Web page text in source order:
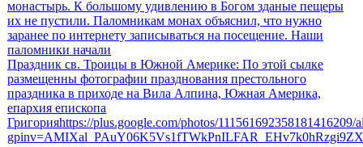
монастырь. К большому удивлению в Богом зданые пещеры
их не пустили. Паломникам монах объяснил, что нужно
заранее по интернету записываться на посещение. Наши
паломники начали
Праздник св. Троицы в Южной Америке: По этой сылке
размещенны фотографии празднования престольного
праздника в приходе на Вила Алпина, Южная Америка,
епархия епископа
Григорияhttps://plus.google.com/photos/111561692358181416209/